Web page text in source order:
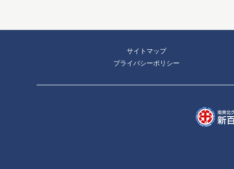
サイトマップ
プライバシーポリシー